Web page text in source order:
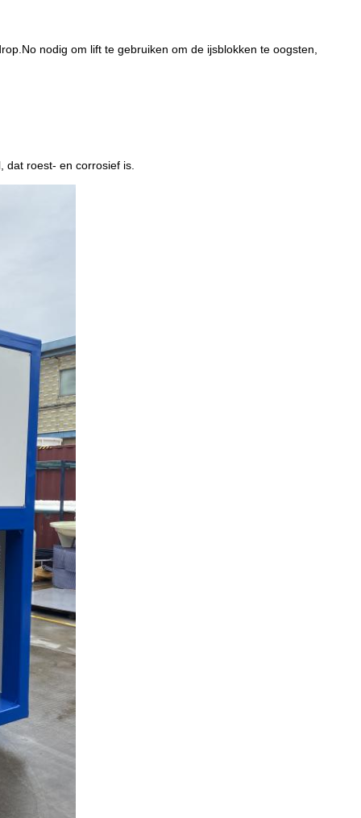
nodig om lift te gebruiken om de ijsblokken te oogsten,
dat roest- en corrosief is.